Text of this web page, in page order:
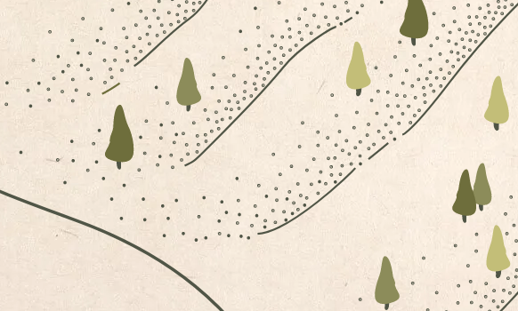
APPARTEMENTS AUF 1.800M